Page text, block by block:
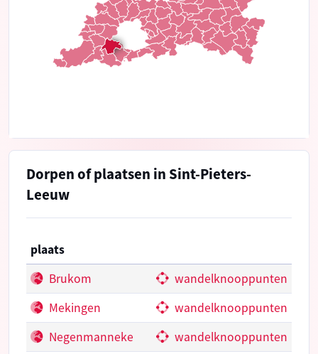
Dorpen of plaatsen in Sint-Pieters-
Leeuw
plaats
Brukom
wandelknooppunten
Mekingen
wandelknooppunten
Negenmanneke
wandelknooppunten